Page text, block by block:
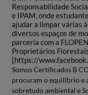
Responsabilidade
e IPAM, onde
ajudar a limpar várias
diversos espaços de
parceria com a
Proprietários
[https://
Somos Certificados B
procuram o equilíbrio e
sobretudo ambiental e